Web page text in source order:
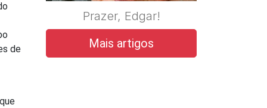
de
Prazer, Edgar!
Mais artigos